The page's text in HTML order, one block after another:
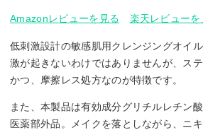
Amazonレビューを見る 楽天レビューを
低刺激設計の敏感肌用クレンジングオイ
激が起きないわけではありませんが、ス
かつ、摩擦レス処方なのが特徴です。
また、本製品は有効成分グリチルレチン
医薬部外品。メイクを落としながら、ニ